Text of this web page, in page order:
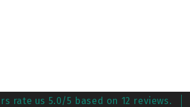
rate us 5.0/5 based on 12 reviews.